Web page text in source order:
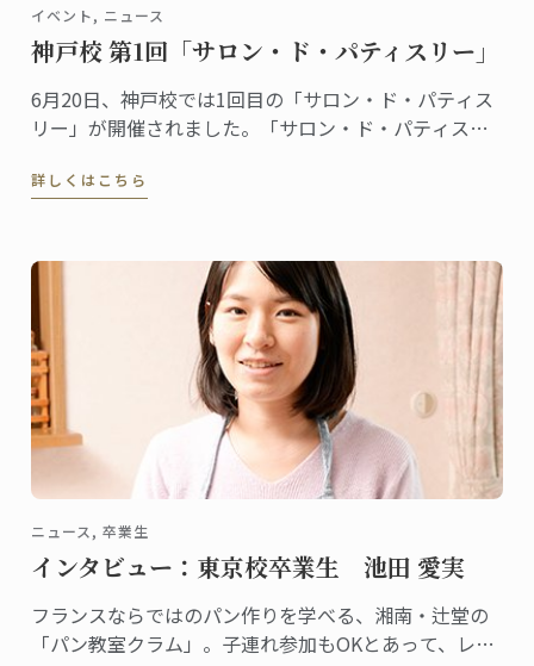
イベント, ニュース
神戸校 第1回「サロン・ド・パティスリー」
6月20日、神戸校では1回目の「サロン・ド・パティス
リー」が開催されました。「サロン・ド・パティスリ
す。
詳しくはこちら
ニュース, 卒業生
インタビュー：東京校卒業生 池田 愛実
フランスならではのパン作りを学べる、湘南・辻堂の
「パン教室クラム」。子連れ参加もOKとあって、レッ